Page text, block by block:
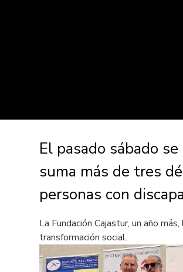
El pasado sábado
suma más de tres
personas con
La Fundación Cajastur, un año
transformación social.